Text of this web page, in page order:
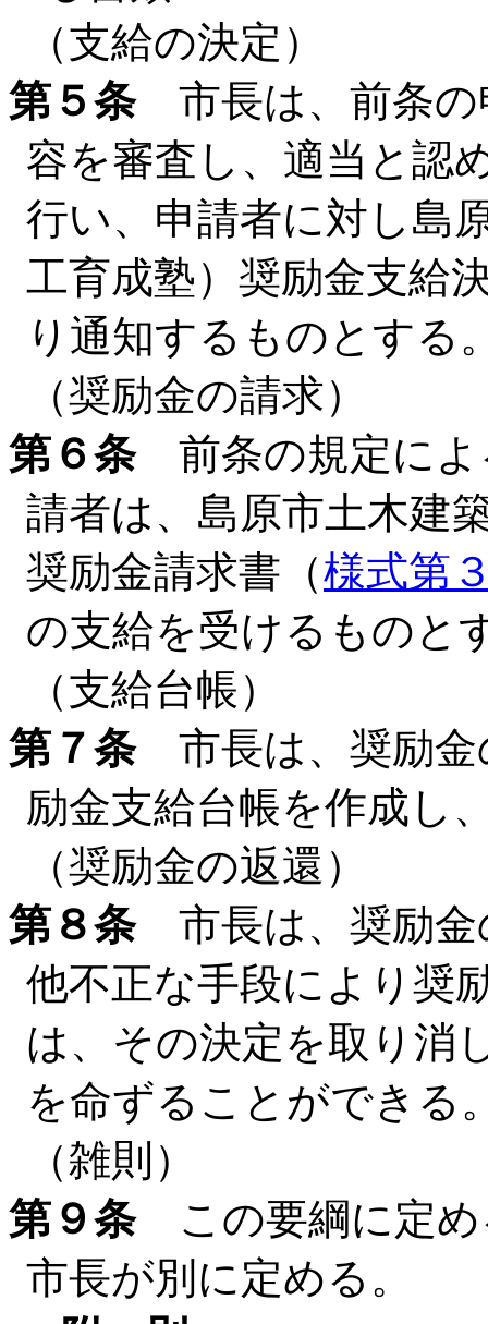
（支給の決定）
第５条市長は、前条の
容を審査し、適当と認
行い、申請者に対し島
工育成塾）奨励金支給
り通知するものとする
（奨励金の請求）
第６条前条の規定によ
請者は、島原市土木建
奨励金請求書（様式第
の支給を受けるものと
（支給台帳）
第７条市長は、奨励金
励金支給台帳を作成し
（奨励金の返還）
第８条市長は、奨励金
他不正な手段により奨
は、その決定を取り消
を命ずることができる
（雑則）
第９条この要綱に定め
市長が別に定める。